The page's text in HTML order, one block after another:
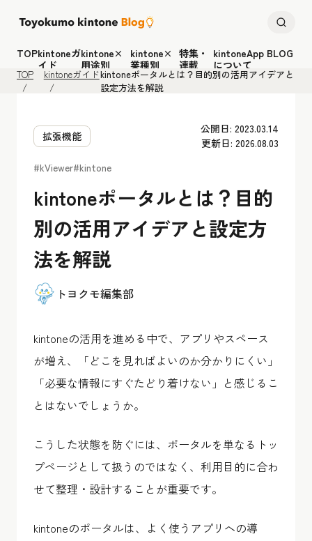
TOPkintoneガ
イド
kintone×
用途別
kintone×
業種別
特集・
連載
kintoneApp BLOG
について
TOP kintoneガイドkintoneポータルとは？目的別の活用アイデアと
設定方法を解説
拡張機能
公開日: 2023.03.14
更新日: 2026.08.03
#kViewer#kintone
kintoneポータルとは？目的
別の活用アイデアと設定方
法を解説
トヨクモ編集部
kintoneの活用を進める中で、アプリやスペース
が増え、「どこを見ればよいのか分かりにくい」
「必要な情報にすぐたどり着けない」と感じるこ
とはないでしょうか。
こうした状態を防ぐには、ポータルを単なるトッ
プページとして扱うのではなく、利用目的に合わ
せて整理・設計することが重要です。
kintoneのポータルは、よく使うアプリへの導